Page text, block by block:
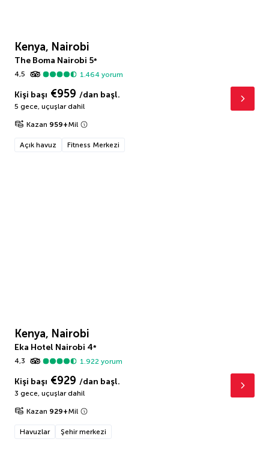
Kenya, Nairobi
The Boma Nairobi 5*
4,5
1.464 yorum
Kişi başı €959 /dan başl.
5 gece, uçuşlar dahil
Kazan 959+Mil
Açık havuz Fitness Merkezi
Kenya, Nairobi
Eka Hotel Nairobi 4*
4,3
1.922 yorum
Kişi başı €929 /dan başl.
3 gece, uçuşlar dahil
Kazan 929+Mil
Havuzlar Şehir merkezi